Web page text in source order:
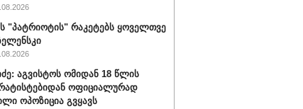
"პატრიოტის" რაკეტებს ყოველთვე
აგვისტოს ომიდან 18 წლის
ოფიციალურად
ოპოზიცია გვყავს